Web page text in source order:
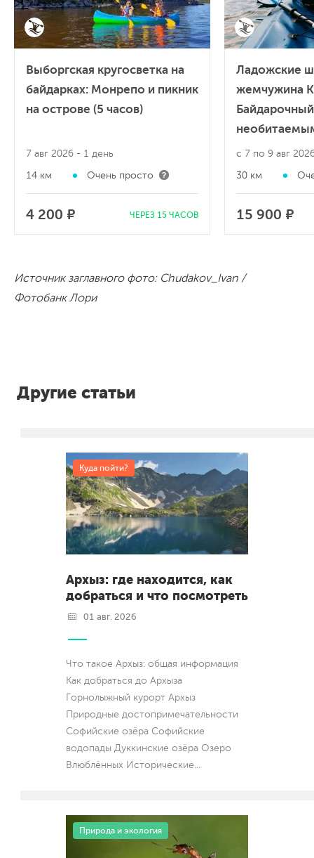
Выборгская кругосветка на
байдарках: Монрепо и пикник
на острове (5 часов)
7 авг 2026 - 1 день
14 км Очень просто
4 200 ₽ ЧЕРЕЗ 15 ЧАСОВ
Ладожские
жемчужина
с 7 по 9 авг
30 км
15 900 ₽
Источник заглавного фото: Chudakov_Ivan /
Фотобанк Лори
Другие статьи
Куда пойти?
Архыз: где находится, как
добраться и что посмотреть
01 авг. 2026
Что такое Архыз: общая информация
Как добраться до Архыза
Горнолыжный курорт Архыз
Природные достопримечательности
Софийские озёра Софийские
водопады Дуккинские озёра Озеро
Влюблённых Исторические
Природа и экология